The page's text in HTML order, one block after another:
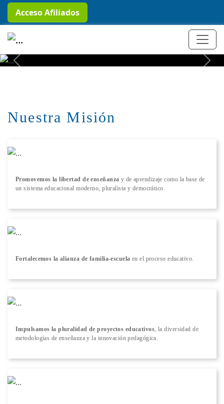
Acceso Afiliados
+ Conocer más
Previous Next
Nuestra Misión
Promovemos la libertad de enseñanza y de aprendizaje como la base de
un sistema educacional moderno, pluralista y democrático.
Fortalecemos la alianza de familia-escuela en el proceso educativo.
Impulsamos la pluralidad de proyectos educativos , la diversidad de
metodologías de enseñanza y la innovación pedagógica.